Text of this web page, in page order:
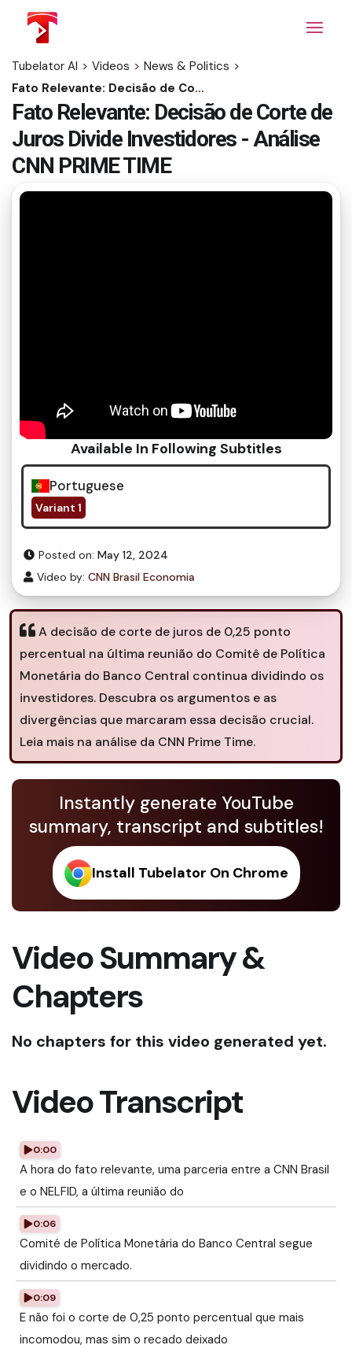
content
Tubelator AI > Videos > News & Politics >
Fato Relevante: Decisão de Corte de Juros Divide Investidores - Análise CNN PRIME TIME
Fato Relevante: Decisão de Corte de
Juros Divide Investidores - Análise
CNN PRIME TIME
Available In Following Subtitles
Portuguese
Variant 1
Posted on: May 12, 2024
Video by: CNN Brasil Economia
A decisão de corte de juros de 0,25 ponto
percentual na última reunião do Comitê de Política
Monetária do Banco Central continua dividindo os
investidores. Descubra os argumentos e as
divergências que marcaram essa decisão crucial.
Leia mais na análise da CNN Prime Time.
Instantly generate YouTube
summary, transcript and subtitles!
Install Tubelator On Chrome
Video Summary &
Chapters
No chapters for this video generated yet.
Video Transcript
0:00
A hora do fato relevante, uma parceria entre a CNN Brasil
e o NELFID, a última reunião do
0:06
Comité de Política Monetária do Banco Central segue
dividindo o mercado.
0:09
E não foi o corte de 0,25 ponto percentual que mais
incomodou, mas sim o recado deixado